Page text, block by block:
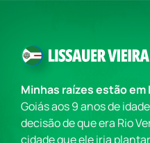
Minhas raízes estão em
Goiás aos 9 anos de
decisão de que era Rio
cidade que ele iria